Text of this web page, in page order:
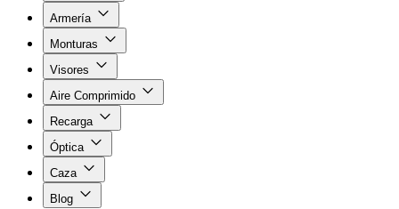
Armería
Monturas
Visores
Aire Comprimido
Recarga
Óptica
Caza
Blog